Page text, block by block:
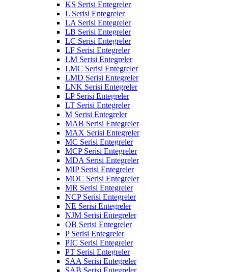
KS Serisi Entegreler
L Serisi Entegreler
LA Serisi Entegreler
LB Serisi Entegreler
LC Serisi Entegreler
LF Serisi Entegreler
LM Serisi Entegreler
LMC Serisi Entegreler
LMD Serisi Entegreler
LNK Serisi Entegreler
LP Serisi Entegreler
LT Serisi Entegreler
M Serisi Entegreler
MAB Serisi Entegreler
MAX Serisi Entegreler
MC Serisi Entegreler
MCP Serisi Entegreler
MDA Serisi Entegreler
MIP Serisi Entegreler
MOC Serisi Entegreler
MR Serisi Entegreler
NCP Serisi Entegreler
NE Serisi Entegreler
NJM Serisi Entegreler
OB Serisi Entegreler
P Serisi Entegreler
PIC Serisi Entegreler
PT Serisi Entegreler
SAA Serisi Entegreler
SAB Serisi Entegreler